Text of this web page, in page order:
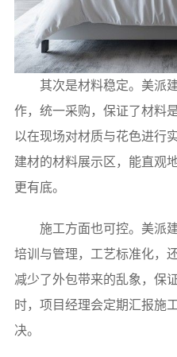
其次是材料稳定。美派
作，统一采购，保证了材料
以在现场对材质与花色进行
建材的材料展示区，能直观
更有底。
施工方面也可控。美派
培训与管理，工艺标准化，
减少了外包带来的乱象，保
时，项目经理会定期汇报施
决。